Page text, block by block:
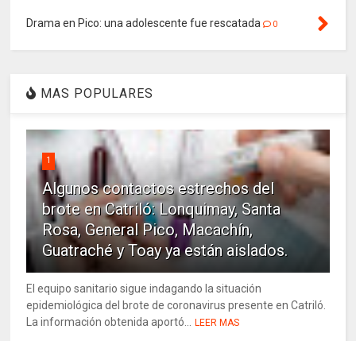
Drama en Pico: una adolescente fue rescatada 0
MAS POPULARES
1
Algunos contactos estrechos del
brote en Catriló: Lonquimay, Santa
Rosa, General Pico, Macachín,
Guatraché y Toay ya están aislados.
El equipo sanitario sigue indagando la situación
epidemiológica del brote de coronavirus presente en Catriló.
La información obtenida aportó...
LEER MAS